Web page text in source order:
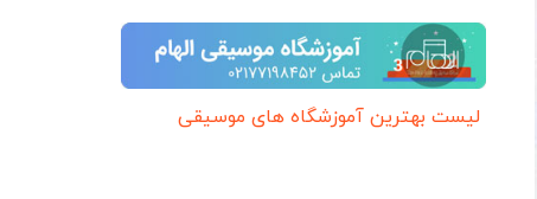
لیست بهترین آموزشگاه های موسیقی